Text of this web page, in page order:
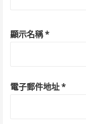
顯示名稱*
電子郵件地址*